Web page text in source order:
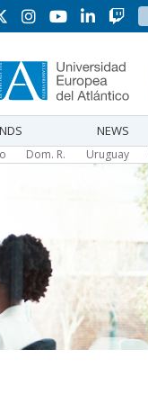
NEWS
Dom. R. Uruguay